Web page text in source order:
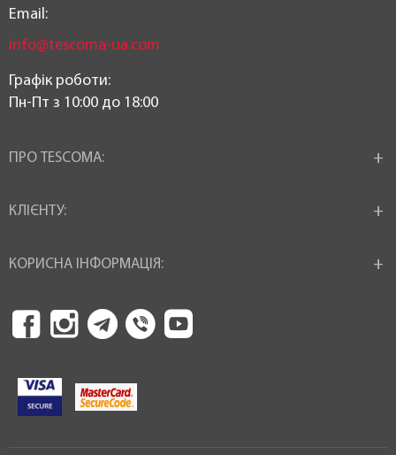
Email:
info@tescoma-ua.com
Графік роботи:
Пн-Пт з 10:00 до 18:00
ПРО TESCOMA:
КЛІЄНТУ:
КОРИСНА ІНФОРМАЦІЯ: